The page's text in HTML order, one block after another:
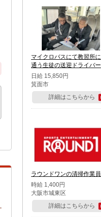
マイクロバスにて教習所に
通う生徒の送迎ドライバー
日給 15,850円
箕面市
詳細はこちらから
ラウンドワンの清掃作業員
時給 1,400円
大阪市城東区
詳細はこちらから